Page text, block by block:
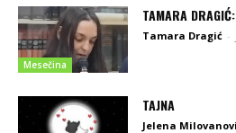
Mesečina
TAMARA
Tamara Dragić -
TAJNA
Jelena